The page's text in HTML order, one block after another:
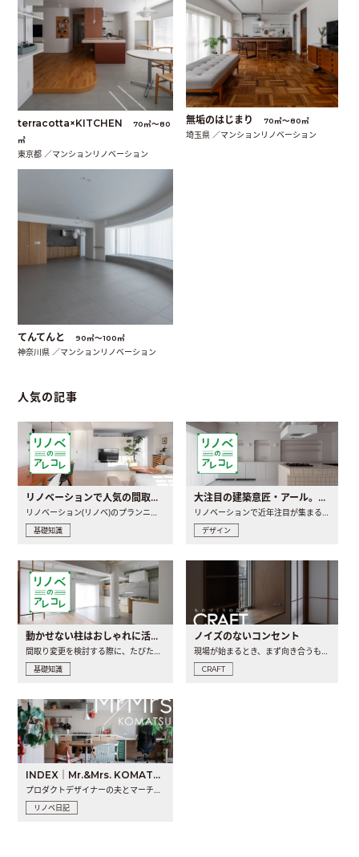
terracotta×KITCHEN
70㎡〜80
㎡
東京都 ／マンションリノベーション
無垢のはじまり 70㎡〜80㎡
埼玉県 ／マンションリノベーション
てんてんと 90㎡〜100㎡
神奈川県 ／マンションリノベーション
人気の記事
リノベーションで人気の間取りとは？トレンドの間取りと実例を徹底解説
基礎知識
大注目の建築意匠・アール。人気の理由と空間に取り入れるポイント
デザイン
動かせない柱はおしゃれに活用！柱を魅せるリノベーション(リノベ)4選
基礎知識
ノイズのないコンセント
CRAFT
INDEX｜Mr.&Mrs. KOMATSU renovation diary
リノベ日記